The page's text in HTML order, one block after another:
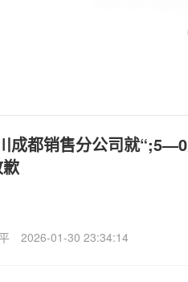
成都销售分公司就
2026-01-30 23:34:14